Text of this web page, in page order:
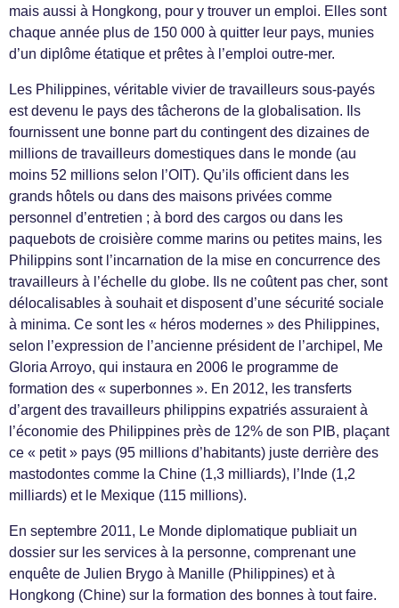
mais aussi à Hongkong, pour y trouver un emploi. Elles sont
chaque année plus de 150 000 à quitter leur pays, munies
d’un diplôme étatique et prêtes à l’emploi outre-mer.
Les Philippines, véritable vivier de travailleurs sous-payés
est devenu le pays des tâcherons de la globalisation. Ils
fournissent une bonne part du contingent des dizaines de
millions de travailleurs domestiques dans le monde (au
moins 52 millions selon l’OIT). Qu’ils officient dans les
grands hôtels ou dans des maisons privées comme
personnel d’entretien ; à bord des cargos ou dans les
paquebots de croisière comme marins ou petites mains, les
Philippins sont l’incarnation de la mise en concurrence des
travailleurs à l’échelle du globe. Ils ne coûtent pas cher, sont
délocalisables à souhait et disposent d’une sécurité sociale
à minima. Ce sont les « héros modernes » des Philippines,
selon l’expression de l’ancienne président de l’archipel, Me
Gloria Arroyo, qui instaura en 2006 le programme de
formation des « superbonnes ». En 2012, les transferts
d’argent des travailleurs philippins expatriés assuraient à
l’économie des Philippines près de 12% de son PIB, plaçant
ce « petit » pays (95 millions d’habitants) juste derrière des
mastodontes comme la Chine (1,3 milliards), l’Inde (1,2
milliards) et le Mexique (115 millions).
En septembre 2011, Le Monde diplomatique publiait un
dossier sur les services à la personne, comprenant une
enquête de Julien Brygo à Manille (Philippines) et à
Hongkong (Chine) sur la formation des bonnes à tout faire.